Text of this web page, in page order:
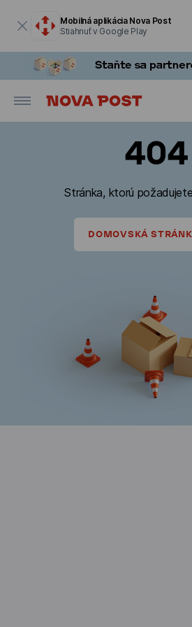
Mobilná aplikácia Nova Post
Stiahnuť v Google Play
404
Stránka, ktorú
DOMOVSKÁ